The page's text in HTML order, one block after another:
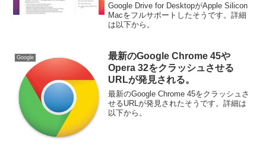
Google Drive for DesktopがApple Silicon
Macをフルサポートしたそうです。詳細
は以下から。
Google
最新のGoogle Chrome 45や
Opera 32をクラッシュさせる
URLが発見される。
最新のGoogle Chrome 45をクラッシュさ
せるURLが発見されたそうです。詳細は
以下から。